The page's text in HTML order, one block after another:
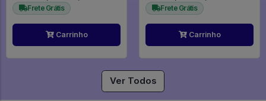
Frete Grátis
Carrinho
Frete Grátis
Carrinho
Ver Todos